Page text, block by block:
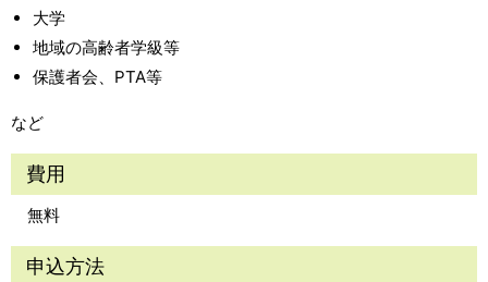
大学
地域の高齢者学級等
保護者会、PTA等
など
費用
無料
申込方法